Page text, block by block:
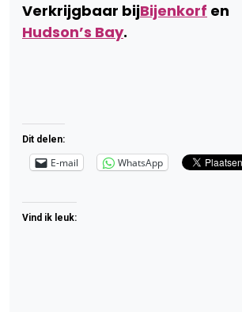
Verkrijgbaar bijBijenkorf en
Hudson’s Bay.
Dit delen:
E-mail WhatsApp
Vind ik leuk: